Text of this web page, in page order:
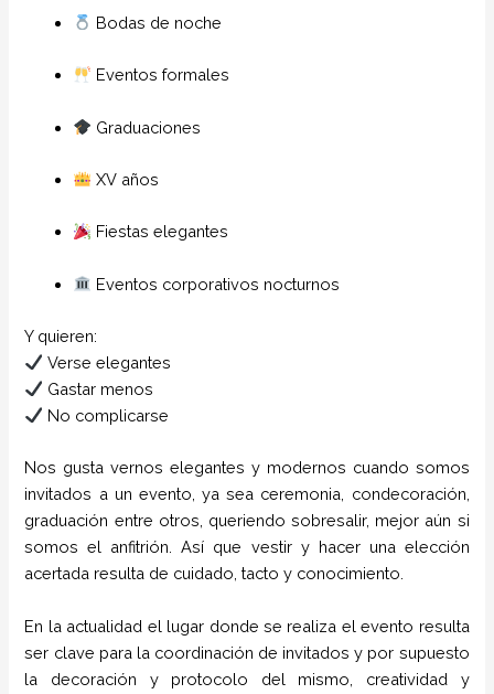
Bodas de noche
Eventos formales
Graduaciones
XV años
Fiestas elegantes
Eventos corporativos nocturnos
Y quieren:
Verse elegantes
Gastar menos
No complicarse
Nos gusta vernos elegantes y modernos cuando somos
invitados a un evento, ya sea ceremonia, condecoración,
graduación entre otros, queriendo sobresalir, mejor aún si
somos el anfitrión. Así que vestir y hacer una elección
acertada resulta de cuidado, tacto y conocimiento.
En la actualidad el lugar donde se realiza el evento resulta
ser clave para la coordinación de invitados y por supuesto
la decoración y protocolo del mismo, creatividad y